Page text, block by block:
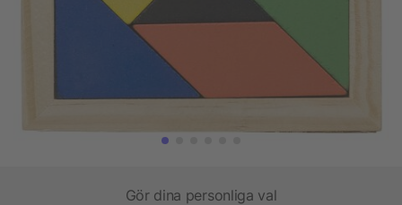
Gör dina personliga val